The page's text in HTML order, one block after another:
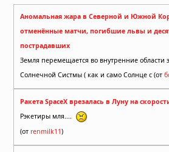
Аномальная жара в Северной и Южной
отменённые матчи, погибшие львы и
пострадавших
Земля перемещается во внутренние области
Солнечной Систмы ( как и само Солнце с (от
Ракета SpaceX врезалась в Луну на
Рэкетиры мля....
(от renmilk11)